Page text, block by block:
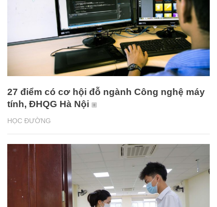
HỌC ĐƯỜNG
27 điểm có cơ hội đỗ ngành Công nghệ máy
tính, ĐHQG Hà Nội